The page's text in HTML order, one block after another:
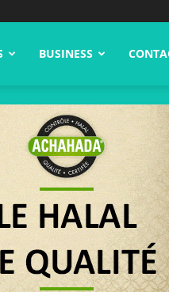
BUSINESS